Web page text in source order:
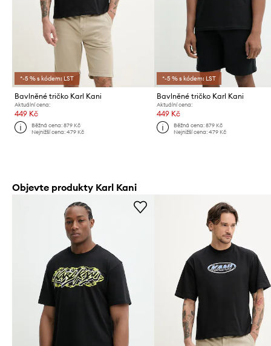
*-5 % s kódem: LST
Bavlněné tričko Karl Kani
Aktuální cena:
449 Kč
Běžná cena:879 Kč
Nejnižší cena:479 Kč
*-5 % s kódem: LST
Bavlněné tričko Karl Kani
Aktuální cena:
449 Kč
Běžná cena: 879 Kč
Nejnižší cena: 479 Kč
Objevte produkty Karl Kani